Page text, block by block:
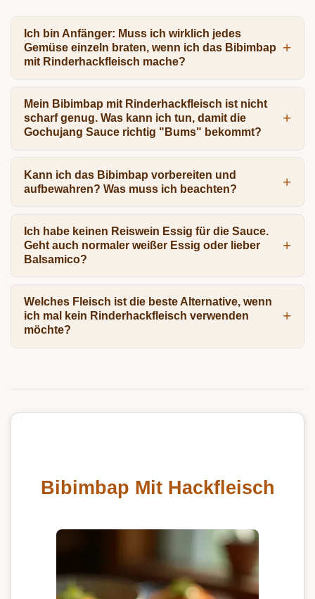
Ich bin Anfänger: Muss ich wirklich jedes
Gemüse einzeln braten, wenn ich das Bibimbap
mit Rinderhackfleisch mache?
Mein Bibimbap mit Rinderhackfleisch ist nicht
scharf genug. Was kann ich tun, damit die
Gochujang Sauce richtig "Bums" bekommt?
Kann ich das Bibimbap vorbereiten und
aufbewahren? Was muss ich beachten?
Ich habe keinen Reiswein Essig für die Sauce.
Geht auch normaler weißer Essig oder lieber
Balsamico?
Welches Fleisch ist die beste Alternative, wenn
ich mal kein Rinderhackfleisch verwenden
möchte?
Bibimbap Mit Hackfleisch